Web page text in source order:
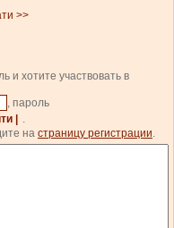
>>
и хотите участвовать в
, пароль
|
.
на страницу регистрации.